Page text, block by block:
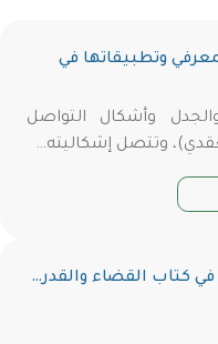
وتطبيقاتها في
وأشكال التواصل
وتتصل إشكاليته…
في كتاب القضاء والقدر…